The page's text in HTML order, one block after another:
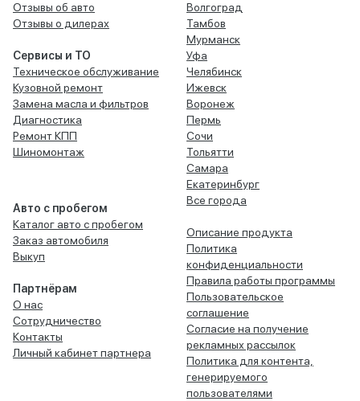
Отзывы об авто
Отзывы о дилерах
Сервисы и ТО
Техническое обслуживание
Кузовной ремонт
Замена масла и фильтров
Диагностика
Ремонт КПП
Шиномонтаж
Авто с пробегом
Каталог авто с пробегом
Заказ автомобиля
Выкуп
Партнёрам
О нас
Сотрудничество
Контакты
Личный кабинет партнера
Волгоград
Тамбов
Мурманск
Уфа
Челябинск
Ижевск
Воронеж
Пермь
Сочи
Тольятти
Самара
Екатеринбург
Все города
Описание продукта
Политика
конфиденциальности
Правила работы программы
Пользовательское
соглашение
Согласие на получение
рекламных рассылок
Политика для контента,
генерируемого
пользователями